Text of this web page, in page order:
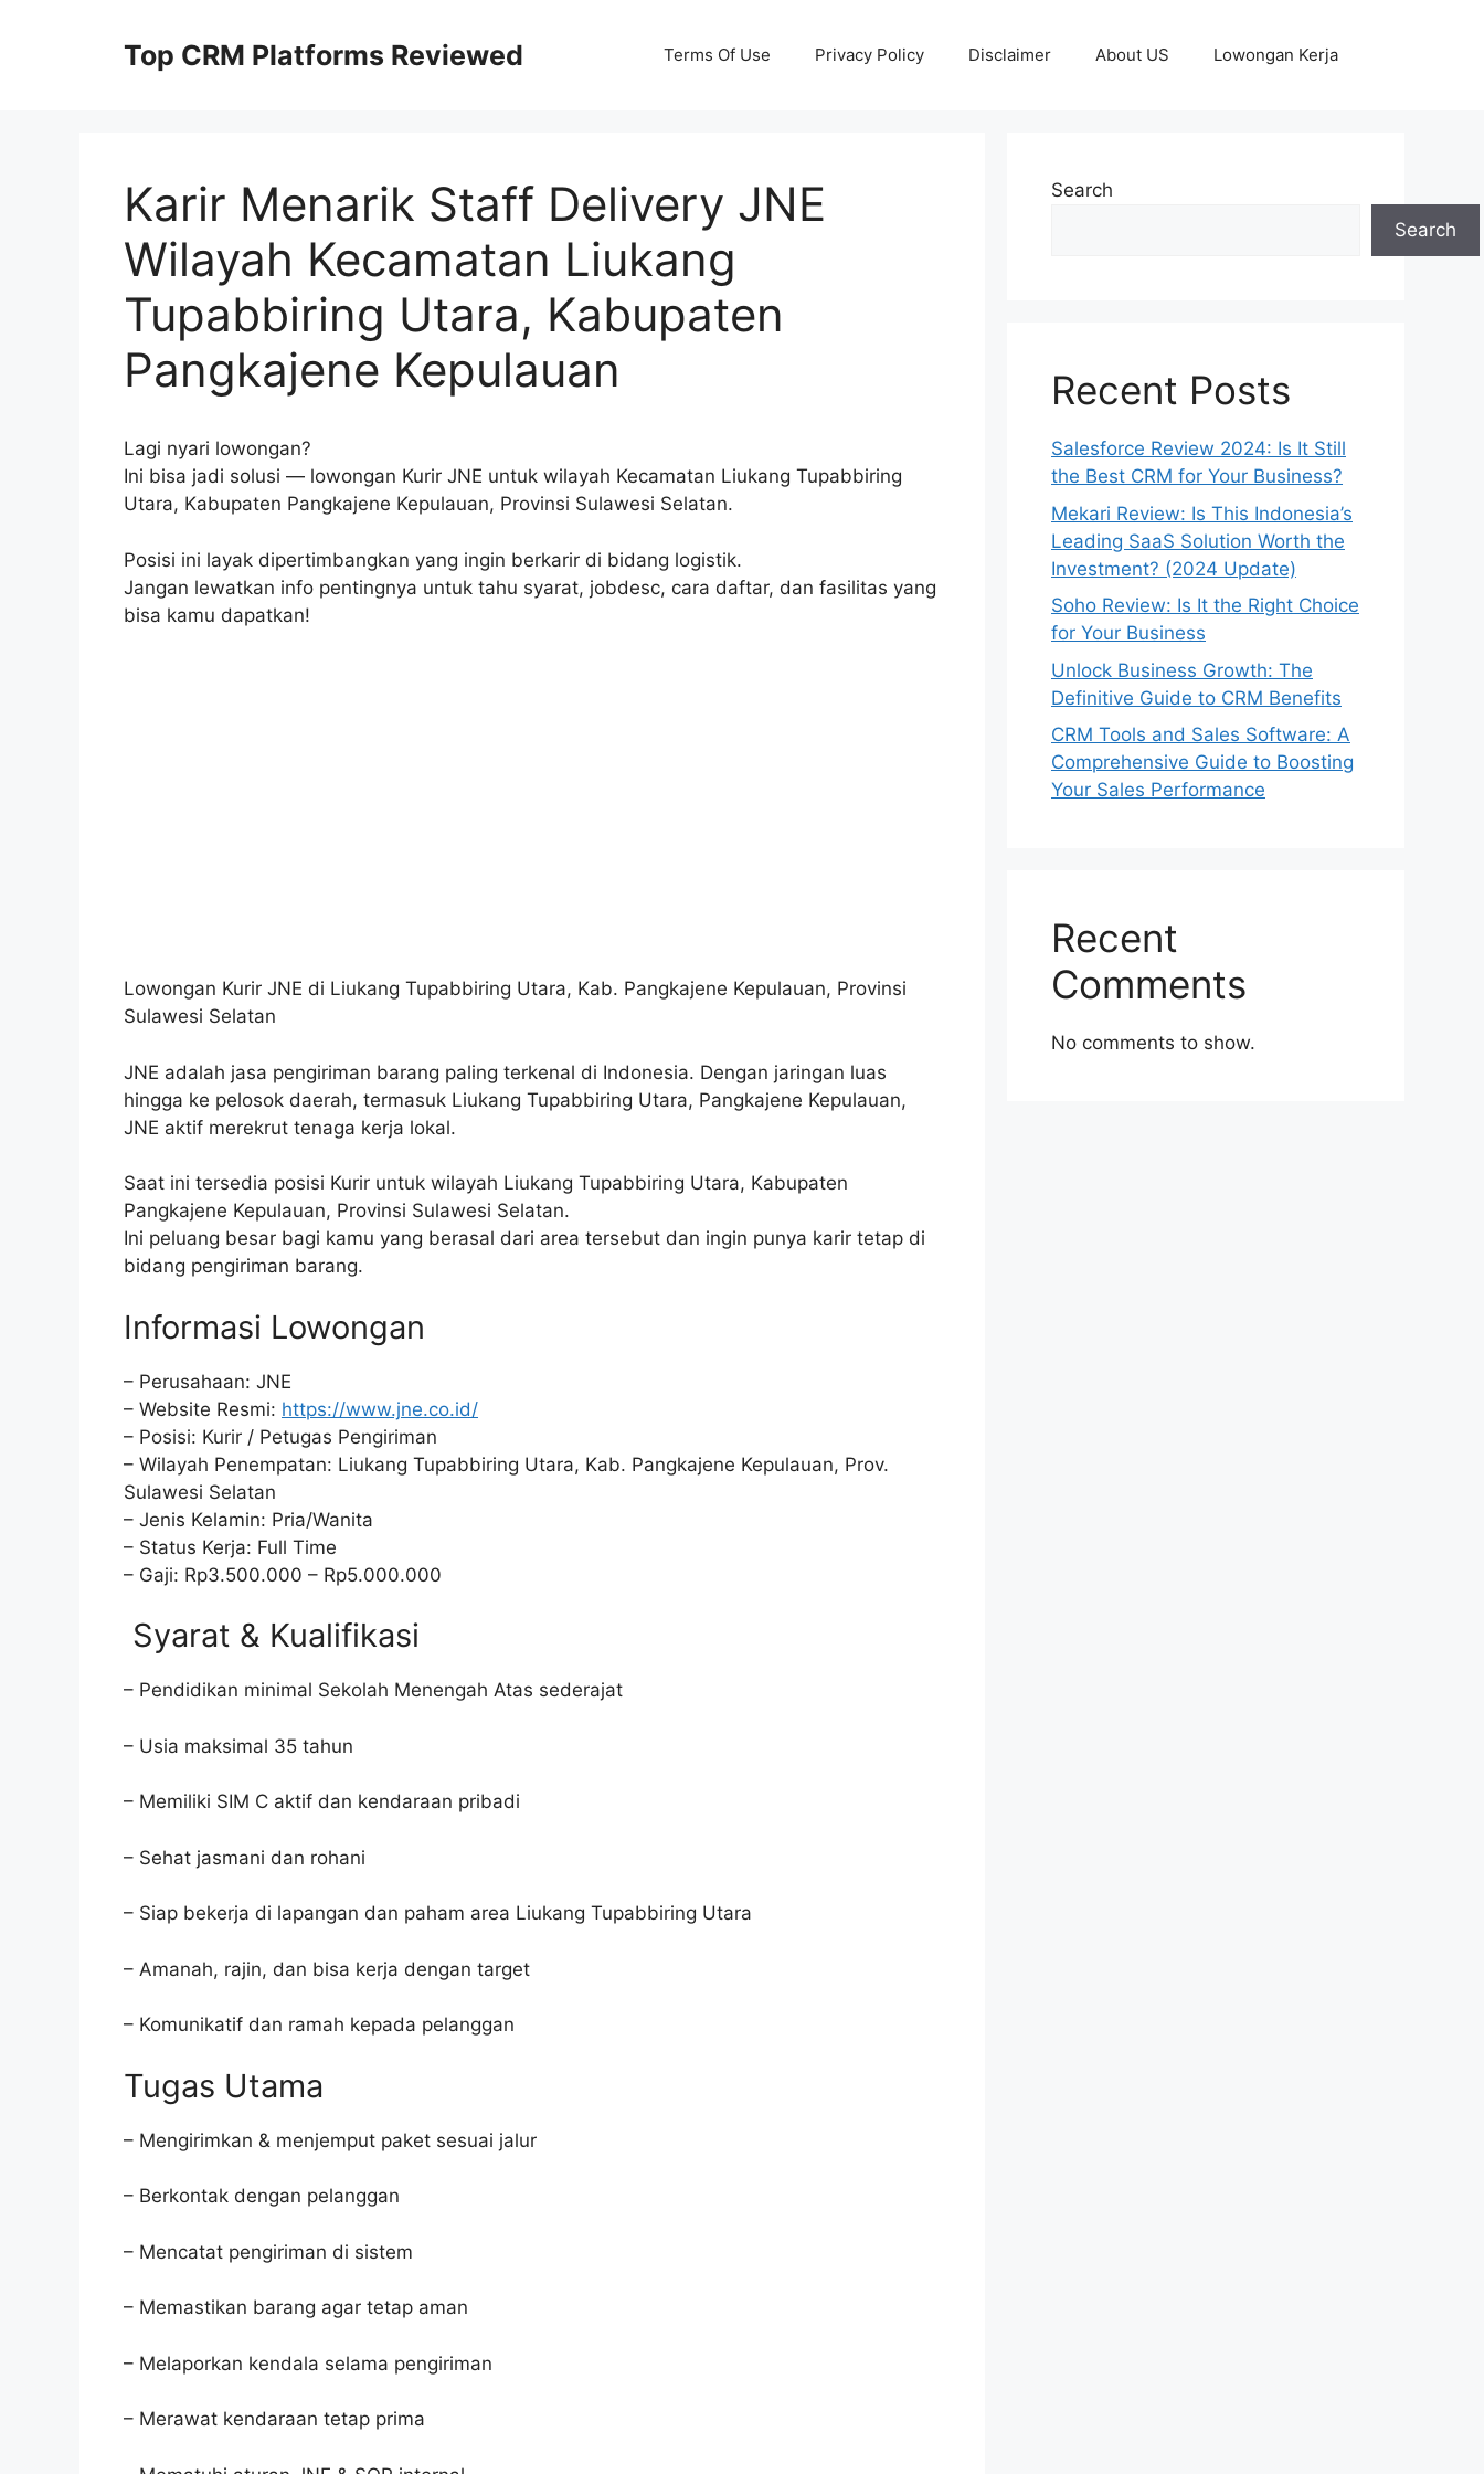
Top CRM Platforms Reviewed Terms Of Use Privacy Policy Disclaimer About US Lowongan Kerja
Karir Menarik Staff Delivery JNE
Wilayah Kecamatan Liukang
Tupabbiring Utara, Kabupaten
Pangkajene Kepulauan
Lagi nyari lowongan?
Ini bisa jadi solusi — lowongan Kurir JNE untuk wilayah Kecamatan Liukang Tupabbiring
Utara, Kabupaten Pangkajene Kepulauan, Provinsi Sulawesi Selatan.
Posisi ini layak dipertimbangkan yang ingin berkarir di bidang logistik.
Jangan lewatkan info pentingnya untuk tahu syarat, jobdesc, cara daftar, dan fasilitas yang
bisa kamu dapatkan!
Lowongan Kurir JNE di Liukang Tupabbiring Utara, Kab. Pangkajene Kepulauan, Provinsi
Sulawesi Selatan
JNE adalah jasa pengiriman barang paling terkenal di Indonesia. Dengan jaringan luas
hingga ke pelosok daerah, termasuk Liukang Tupabbiring Utara, Pangkajene Kepulauan,
JNE aktif merekrut tenaga kerja lokal.
Saat ini tersedia posisi Kurir untuk wilayah Liukang Tupabbiring Utara, Kabupaten
Pangkajene Kepulauan, Provinsi Sulawesi Selatan.
Ini peluang besar bagi kamu yang berasal dari area tersebut dan ingin punya karir tetap di
bidang pengiriman barang.
Informasi Lowongan
– Perusahaan: JNE
– Website Resmi: https://www.jne.co.id/
– Posisi: Kurir / Petugas Pengiriman
– Wilayah Penempatan: Liukang Tupabbiring Utara, Kab. Pangkajene Kepulauan, Prov.
Sulawesi Selatan
– Jenis Kelamin: Pria/Wanita
– Status Kerja: Full Time
– Gaji: Rp3.500.000 – Rp5.000.000
Syarat & Kualifikasi
– Pendidikan minimal Sekolah Menengah Atas sederajat
– Usia maksimal 35 tahun
– Memiliki SIM C aktif dan kendaraan pribadi
– Sehat jasmani dan rohani
– Siap bekerja di lapangan dan paham area Liukang Tupabbiring Utara
– Amanah, rajin, dan bisa kerja dengan target
– Komunikatif dan ramah kepada pelanggan
Tugas Utama
– Mengirimkan & menjemput paket sesuai jalur
– Berkontak dengan pelanggan
– Mencatat pengiriman di sistem
– Memastikan barang agar tetap aman
– Melaporkan kendala selama pengiriman
– Merawat kendaraan tetap prima
Search
Search
Recent Posts
Salesforce Review 2024: Is It Still
the Best CRM for Your Business?
Mekari Review: Is This Indonesia’s
Leading SaaS Solution Worth the
Investment? (2024 Update)
Soho Review: Is It the Right Choice
for Your Business
Unlock Business Growth: The
Definitive Guide to CRM Benefits
CRM Tools and Sales Software: A
Comprehensive Guide to Boosting
Your Sales Performance
Recent
Comments
No comments to show.